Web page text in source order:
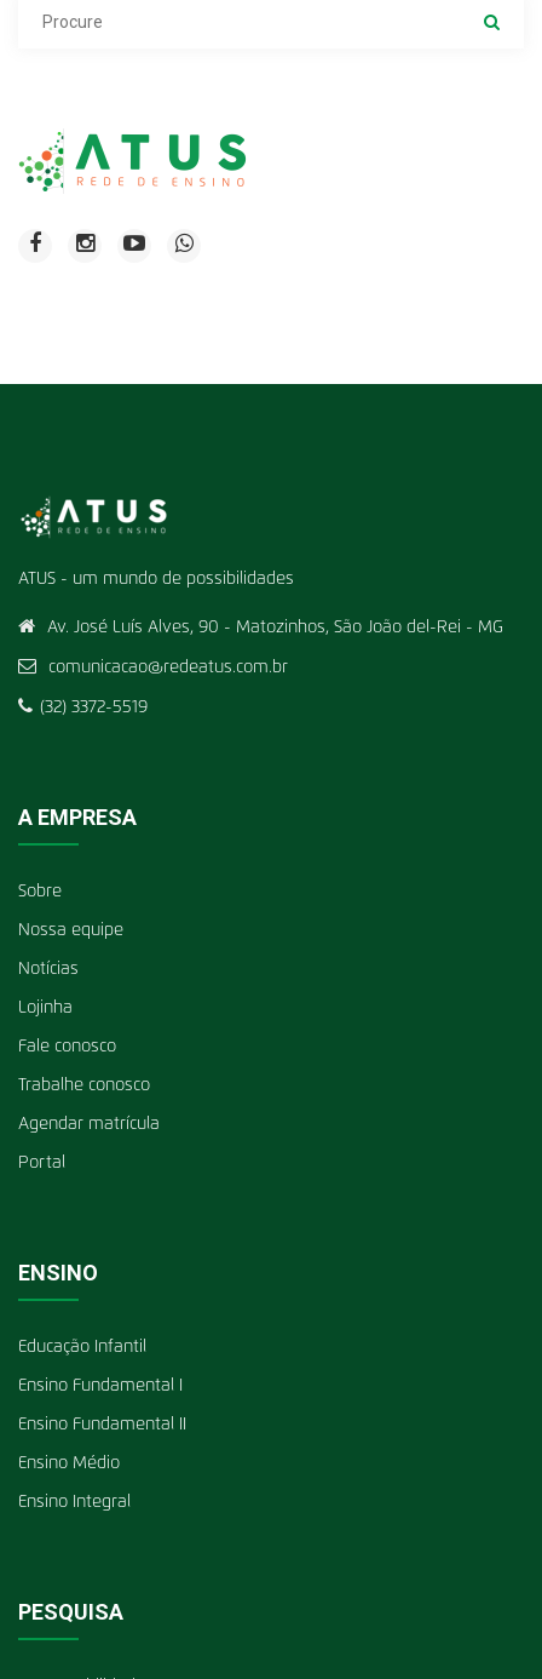
ATUS - um mundo de possibilidades
Av. José Luís Alves, 90 - Matozinhos, São João del-Rei - MG
comunicacao@redeatus.com.br
(32) 3372-5519
A EMPRESA
Sobre
Nossa equipe
Notícias
Lojinha
Fale conosco
Trabalhe conosco
Agendar matrícula
Portal
ENSINO
Educação Infantil
Ensino Fundamental I
Ensino Fundamental II
Ensino Médio
Ensino Integral
PESQUISA